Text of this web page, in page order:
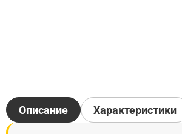
Описание Характеристики